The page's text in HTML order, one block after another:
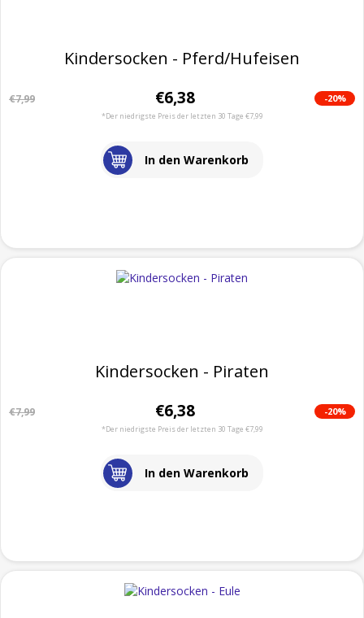
Kindersocken - Pferd/Hufeisen
€7,99 €6,38 -20%
*Der niedrigste Preis der letzten 30 Tage €7,99
In den Warenkorb
Kindersocken - Piraten
€7,99 €6,38 -20%
*Der niedrigste Preis der letzten 30 Tage €7,99
In den Warenkorb